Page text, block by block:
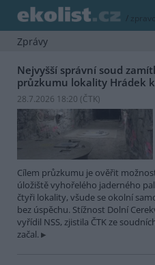
/
Zprávy
Nejvyšší správní soud
průzkumu lokality Hrádek
28.7.2026 18:20 (ČTK)
Cílem průzkumu je ověřit
úložiště vyhořelého jaderného
čtyři lokality, všude se okolní
bez úspěchu. Stížnost Dolní
vyřídil NSS, zjistila ČTK ze
začal.